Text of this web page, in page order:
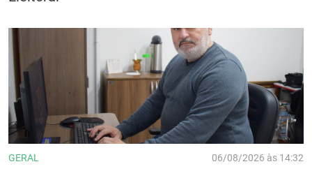
GERAL 06/08/2026 às 14:32